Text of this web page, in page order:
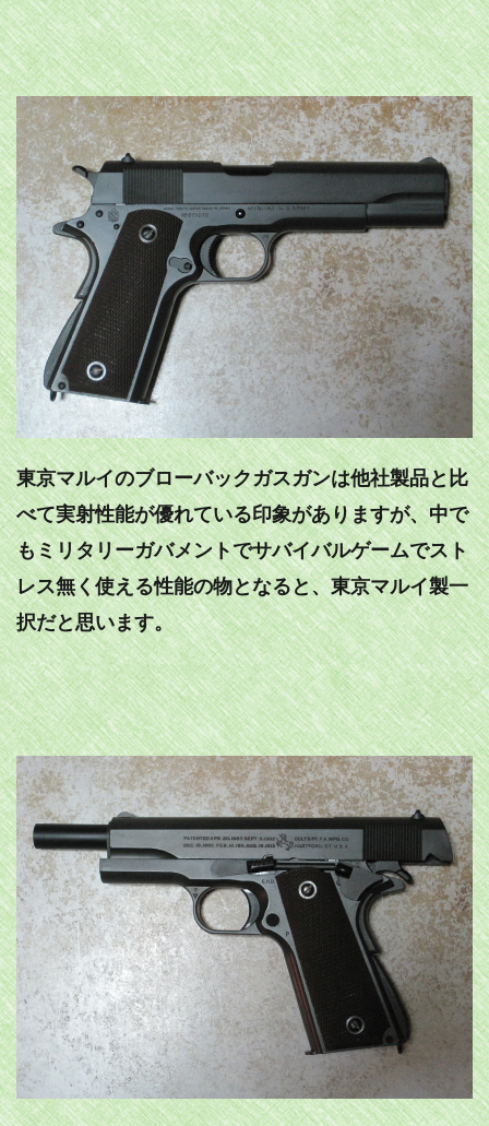
東京マルイのブローバックガスガンは他社製品と比
べて実射性能が優れている印象がありますが、中で
もミリタリーガバメントでサバイバルゲームでスト
レス無く使える性能の物となると、東京マルイ製一
択だと思います。